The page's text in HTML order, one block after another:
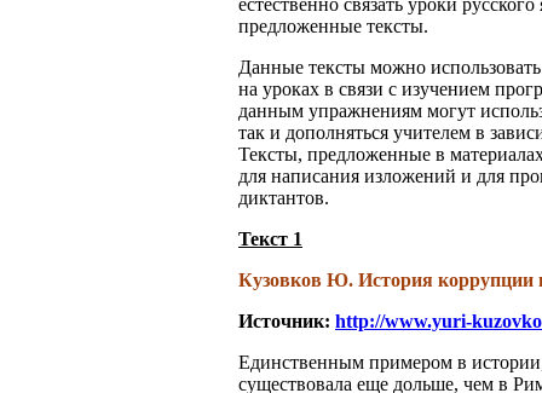
предложенные тексты.
Данные тексты можно
на уроках в связи с изучением
данным упражнениям могут
так и дополняться учителем в
Тексты, предложенные в
для написания изложений и для
диктантов.
Текст 1
Кузовков Ю. История коррупции
Источник: http://www.yuri-
Единственным примером в истории,
существовала еще дольше, чем в